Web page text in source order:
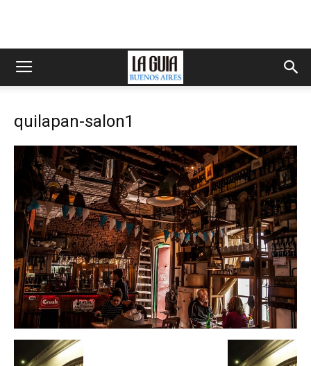
quilapan-salon1